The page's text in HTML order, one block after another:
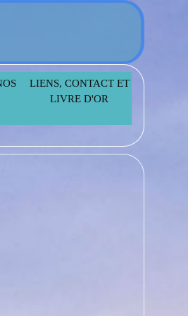
LIENS, CONTACT ET
LIVRE D'OR
LIENS, CONTACT ET
LIVRE D'OR